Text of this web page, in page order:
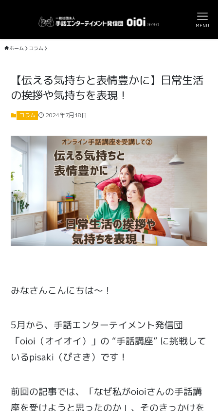
MENU
ホーム コラム
【伝える気持ちと表情豊かに】日常生活
の挨拶や気持ちを表現！
コラム 2024年7月18日
みなさんこんにちは〜！
5月から、手話エンターテイメント発信団
「oioi（オイオイ）」の “手話講座” に挑戦して
いるpisaki（ぴさき）です！
前回の記事では、「なぜ私がoioiさんの手話講
座を受けようと思ったのか」、そのきっかけを